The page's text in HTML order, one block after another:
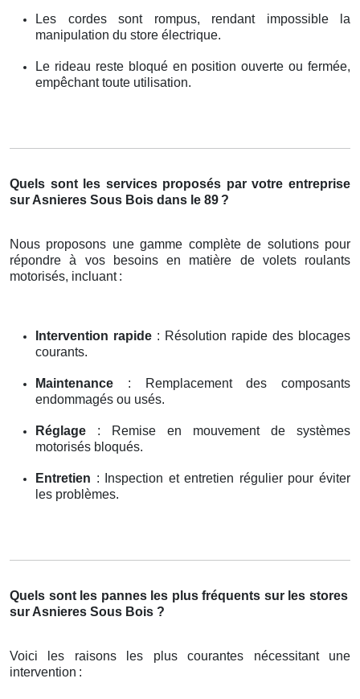
Les cordes sont rompus, rendant impossible la
manipulation du store électrique.
Le rideau reste bloqué en position ouverte ou fermée,
empêchant toute utilisation.
Quels sont les services proposés par votre entreprise
sur Asnieres Sous Bois dans le 89 ?
Nous proposons une gamme complète de solutions pour
répondre à vos besoins en matière de volets roulants
motorisés, incluant :
Intervention rapide : Résolution rapide des blocages
courants.
Maintenance : Remplacement des composants
endommagés ou usés.
Réglage : Remise en mouvement de systèmes
motorisés bloqués.
Entretien : Inspection et entretien régulier pour éviter
les problèmes.
Quels sont les pannes les plus fréquents sur les stores
sur Asnieres Sous Bois ?
Voici les raisons les plus courantes nécessitant une
intervention :